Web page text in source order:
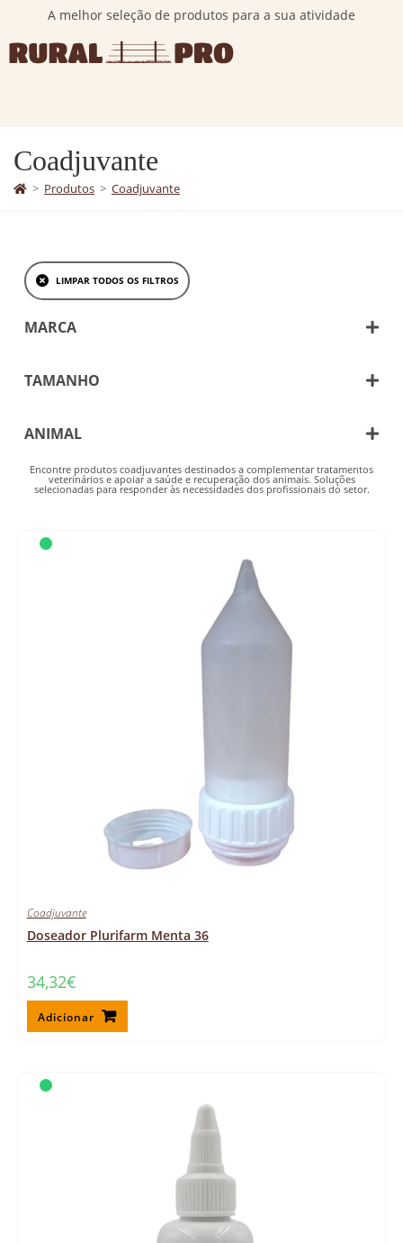
A melhor seleção de produtos para a sua atividade
Coadjuvante
> Produtos > Coadjuvante
LIMPAR TODOS OS FILTROS
MARCA
Plurifarm
TAMANHO
2,5 L
60 ml
750 ml
ANIMAL
Bovinos
Ovinos
Encontre produtos coadjuvantes destinados a complementar tratamentos
veterinários e apoiar a saúde e recuperação dos animais. Soluções
selecionadas para responder às necessidades dos profissionais do setor.
Coadjuvante
Doseador Plurifarm Menta 36
34,32€
Adicionar